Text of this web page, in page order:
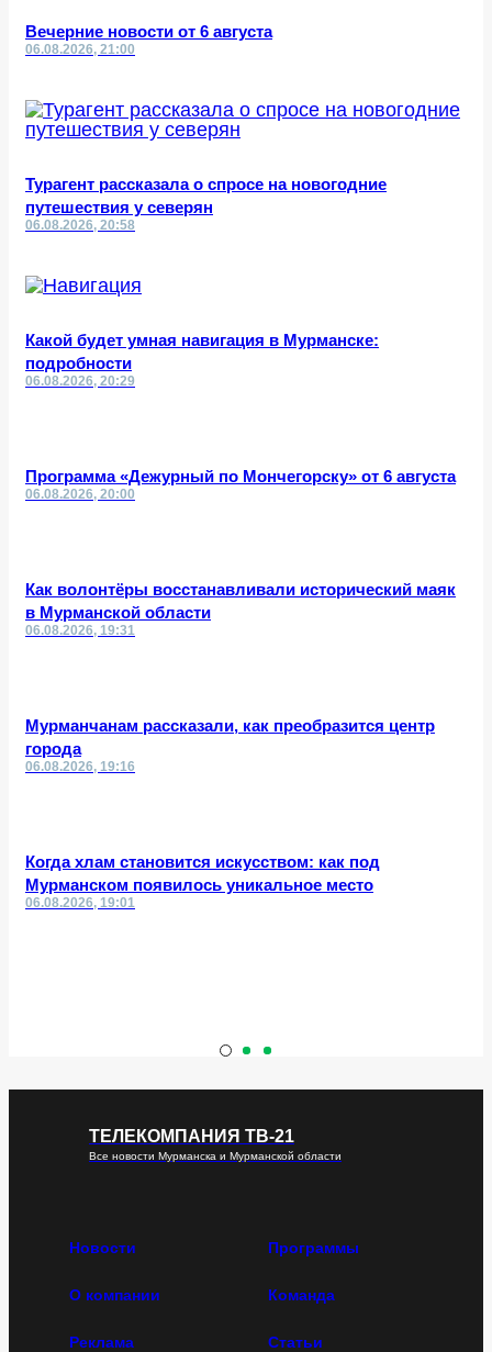
Вечерние новости от 6 августа
06.08.2026, 21:00
Турагент рассказала о спросе на новогодние
путешествия у северян
06.08.2026, 20:58
Какой будет умная навигация в Мурманске:
подробности
06.08.2026, 20:29
Программа «Дежурный по Мончегорску» от 6 августа
06.08.2026, 20:00
Как волонтёры восстанавливали исторический маяк
в Мурманской области
06.08.2026, 19:31
Мурманчанам рассказали, как преобразится центр
города
06.08.2026, 19:16
Когда хлам становится искусством: как под
Мурманском появилось уникальное место
06.08.2026, 19:01
ТЕЛЕКОМПАНИЯ ТВ-21
Все новости Мурманска и Мурманской области
Новости Программы
О компании Команда
Реклама Статьи